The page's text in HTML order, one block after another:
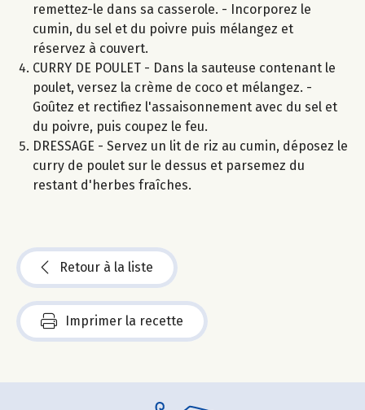
remettez-le dans sa casserole. - Incorporez le
cumin, du sel et du poivre puis mélangez et
réservez à couvert.
CURRY DE POULET - Dans la sauteuse contenant le
poulet, versez la crème de coco et mélangez. -
Goûtez et rectifiez l'assaisonnement avec du sel et
du poivre, puis coupez le feu.
DRESSAGE - Servez un lit de riz au cumin, déposez le
curry de poulet sur le dessus et parsemez du
restant d'herbes fraîches.
Retour à la liste
Imprimer la recette